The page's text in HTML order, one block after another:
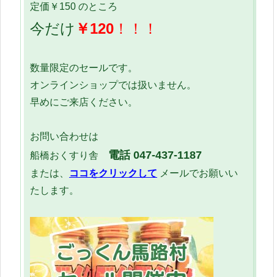
定価￥150 のところ
今だけ ￥120 ！！！
数量限定のセールです。
オンラインショップでは扱いません。
早めにご来店ください。
お問い合わせは
船橋おくすり舎 電話 047-437-1187
または、 ココをクリックして メールでお願いい
たします。